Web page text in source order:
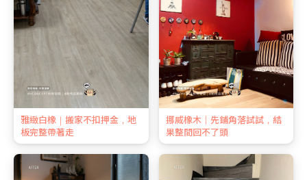
雅緻白橡｜搬家不扣押金，地
板完整帶著走
挪威橡木｜先鋪角落試試，結
果整間回不了頭